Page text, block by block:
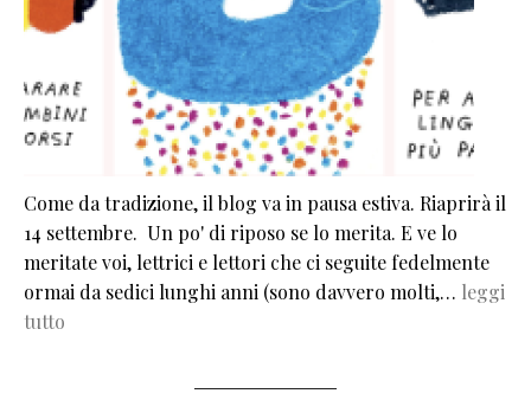
Come da tradizione, il blog va in pausa estiva. Riaprirà il
14 settembre. Un po' di riposo se lo merita. E ve lo
meritate voi, lettrici e lettori che ci seguite fedelmente
ormai da sedici lunghi anni (sono davvero molti,… leggi
tutto